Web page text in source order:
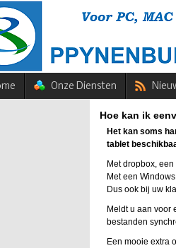
Onze Diensten
Hoe kan ik
Het kan soms
tablet
Met dropbox,
Met een
Dus ook bij uw
Meldt u aan voor
bestanden
Een mooie extra